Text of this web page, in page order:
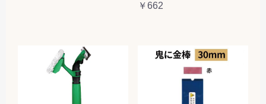
￥662